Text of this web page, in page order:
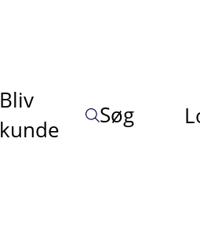
Bliv
kunde
Søg